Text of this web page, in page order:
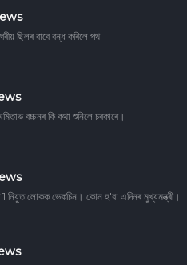
ছিলৰ বাবে বন্ধ কৰিলে পথ
বচ্চনৰ কি কথা শুনিলে চৰকাৰে।
লোকক ভেকচিন। কোন হ'বা এদিনৰ মুখ্যমন্ত্ৰী।